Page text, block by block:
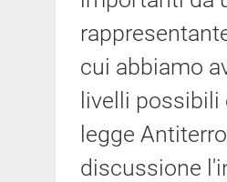
cui abbiamo
livelli
legge
discussione